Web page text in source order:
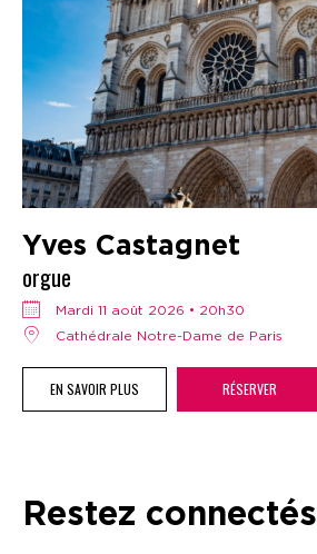
Yves Castagnet
orgue
mardi 11 août 2026 • 20h30
Cathédrale Notre-Dame de Paris
EN SAVOIR PLUS RÉSERVER
Restez connectés